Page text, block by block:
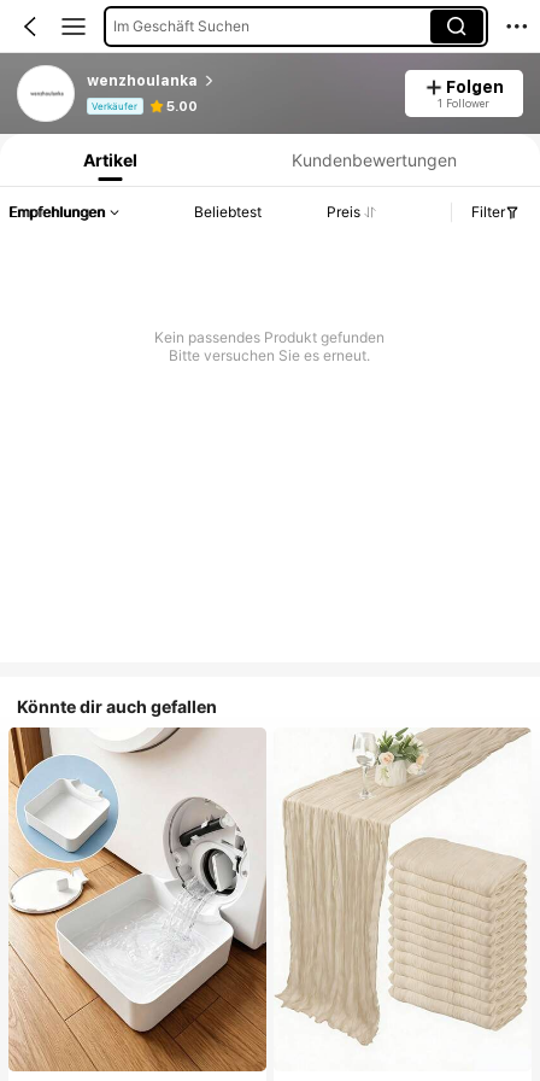
Im Geschäft Suchen
wenzhoulanka
Verkäufer 5.00
Folgen
1 Follower
Produktinformation: Preisangabe, Verkaufs- und Lagerbestandsdetails.
Artikel Kundenbewertungen
Empfehlungen Beliebtest Preis Filter
Kein passendes Produkt gefunden
Bitte versuchen Sie es erneut.
Könnte dir auch gefallen